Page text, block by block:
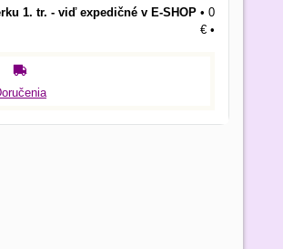
1. tr. - viď expedičné v E-SHOP • 0
€ •